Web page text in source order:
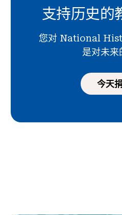
支持历史的
您对 National
是对未来
今天